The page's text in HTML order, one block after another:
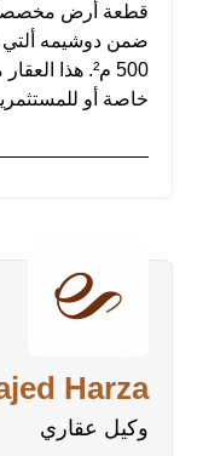
قطعة أرض مخصصة
ضمن دوشيمه ألتي
500 م². هذا
خاصة أو
• نسبة البناء: 0.60
• نسبة تغطية الأرض:
تساعد هذه
المشروع بشكل
Harza
وكيل عقاري